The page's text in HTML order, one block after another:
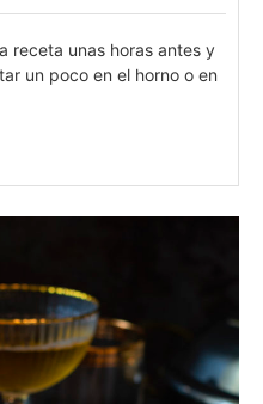
receta unas horas antes y
un poco en el horno o en